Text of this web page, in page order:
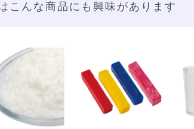
こんな商品にも興味があります